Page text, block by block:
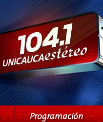
Programación